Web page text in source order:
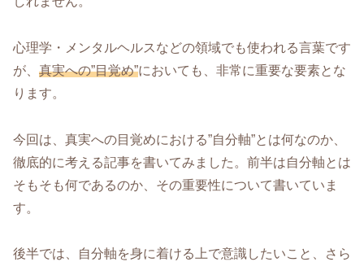
心理学・メンタルヘルスなどの領域でも使われる言葉です
が、 真実への”目覚め”においても、非常に重要な要素とな
ります。
今回は、真実への目覚めにおける”自分軸”とは何なのか、
徹底的に考える記事を書いてみました。前半は自分軸とは
そもそも何であるのか、その重要性について書いていま
す。
後半では、自分軸を身に着ける上で意識したいこと、さら